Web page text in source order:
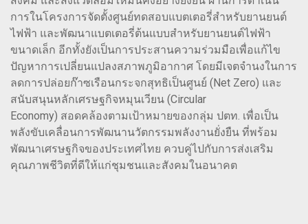
การในโครงการจัดตั้งศูนย์ทดสอบแบตเตอรี่สำหรับยานยนต์
ไฟฟ้า และพัฒนาแบตเตอรี่ต้นแบบสำหรับยานยนต์ไฟฟ้า
ขนาดเล็ก อีกทั้งยังเป็นการประสานความร่วมมือเพื่อแก้ไข
ปัญหาการเปลี่ยนแปลงสภาพภูมิอากาศ โดยมีเจตจำนงในการ
ลดการปล่อยก๊าซเรือนกระจกสุทธิเป็นศูนย์ (Net Zero) และ
สนับสนุนหลักเศรษฐกิจหมุนเวียน (Circular
Economy) สอดคล้องตามเป้าหมายของกลุ่ม ปตท. เพื่อเป็น
พลังขับเคลื่อนการพัฒนานวัตกรรมพลังงานยั่งยืน ที่พร้อม
พัฒนาเศรษฐกิจของประเทศไทย ควบคู่ไปกับการส่งเสริม
คุณภาพชีวิตที่ดีให้แก่ชุมชนและสังคมในอนาคต